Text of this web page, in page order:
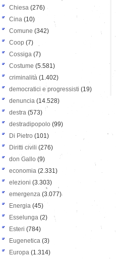
Chiesa (276)
Cina (10)
Comune (342)
Coop (7)
Cossiga (7)
Costume (5.581)
criminalità (1.402)
democratici e progressisti (19)
denuncia (14.528)
destra (573)
destradipopolo (99)
Di Pietro (101)
Diritti civili (276)
don Gallo (9)
economia (2.331)
elezioni (3.303)
emergenza (3.077)
Energia (45)
Esselunga (2)
Esteri (784)
Eugenetica (3)
Europa (1.314)